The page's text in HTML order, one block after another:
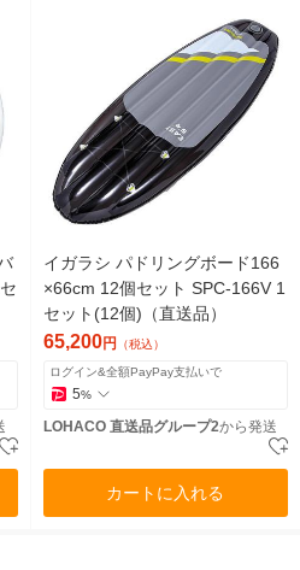
イガラシ パドリングボード166
×66cm 12個セット SPC-166V 1
セット(12個)（直送品）
65,200円 （税込）
ログイン&全額PayPay支払いで
5%
LOHACO 直送品グループ2から発送
カートに入れる